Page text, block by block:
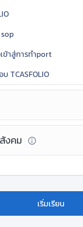
ข้าสู่การทำport
TCASFOLIO
งคม
เริ่มเรียน